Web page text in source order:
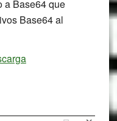
a Base64 que
Base64 al